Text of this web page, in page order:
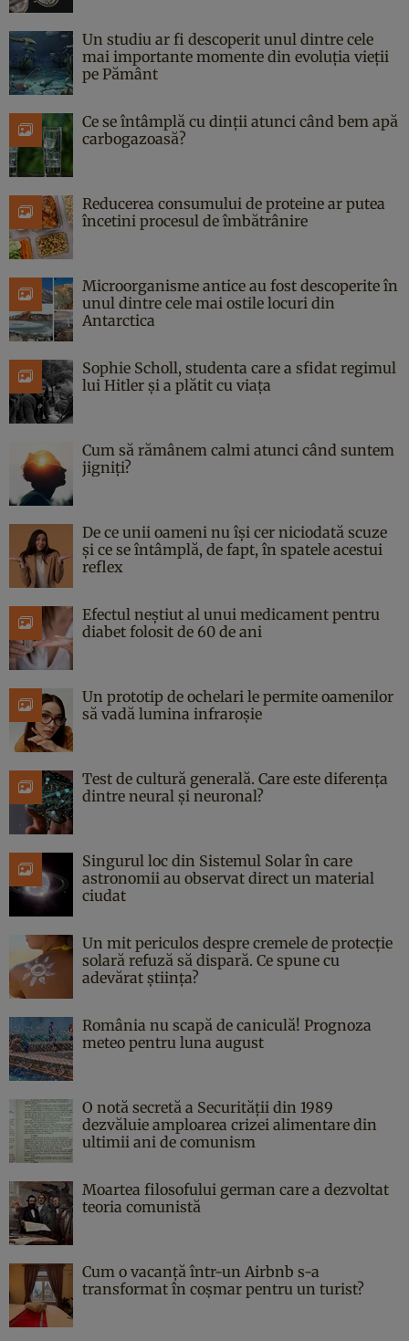
Un studiu ar fi descoperit unul dintre cele
mai importante momente din evoluția vieții
pe Pământ
Ce se întâmplă cu dinții atunci când bem apă
carbogazoasă?
Reducerea consumului de proteine ar putea
încetini procesul de îmbătrânire
Microorganisme antice au fost descoperite în
unul dintre cele mai ostile locuri din
Antarctica
Sophie Scholl, studenta care a sfidat regimul
lui Hitler și a plătit cu viața
Cum să rămânem calmi atunci când suntem
jigniți?
De ce unii oameni nu își cer niciodată scuze
și ce se întâmplă, de fapt, în spatele acestui
reflex
Efectul neștiut al unui medicament pentru
diabet folosit de 60 de ani
Un prototip de ochelari le permite oamenilor
să vadă lumina infraroșie
Test de cultură generală. Care este diferența
dintre neural și neuronal?
Singurul loc din Sistemul Solar în care
astronomii au observat direct un material
ciudat
Un mit periculos despre cremele de protecție
solară refuză să dispară. Ce spune cu
adevărat știința?
România nu scapă de caniculă! Prognoza
meteo pentru luna august
O notă secretă a Securității din 1989
dezvăluie amploarea crizei alimentare din
ultimii ani de comunism
Moartea filosofului german care a dezvoltat
teoria comunistă
Cum o vacanță într-un Airbnb s-a
transformat în coșmar pentru un turist?